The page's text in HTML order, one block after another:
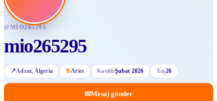
@MIO265295
mio265295
📍Adrar, Algeria ♋Aries KatıldıŞubat 2026 Yaş26
✉Mesaj gönder